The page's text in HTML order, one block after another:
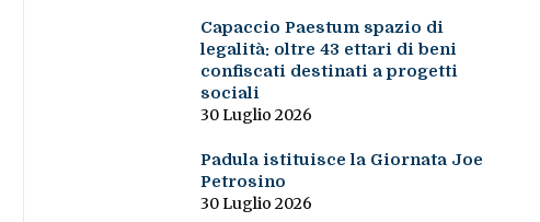
Capaccio Paestum spazio di
legalità: oltre 43 ettari di beni
confiscati destinati a progetti
sociali
30 Luglio 2026
Padula istituisce la Giornata Joe
Petrosino
30 Luglio 2026